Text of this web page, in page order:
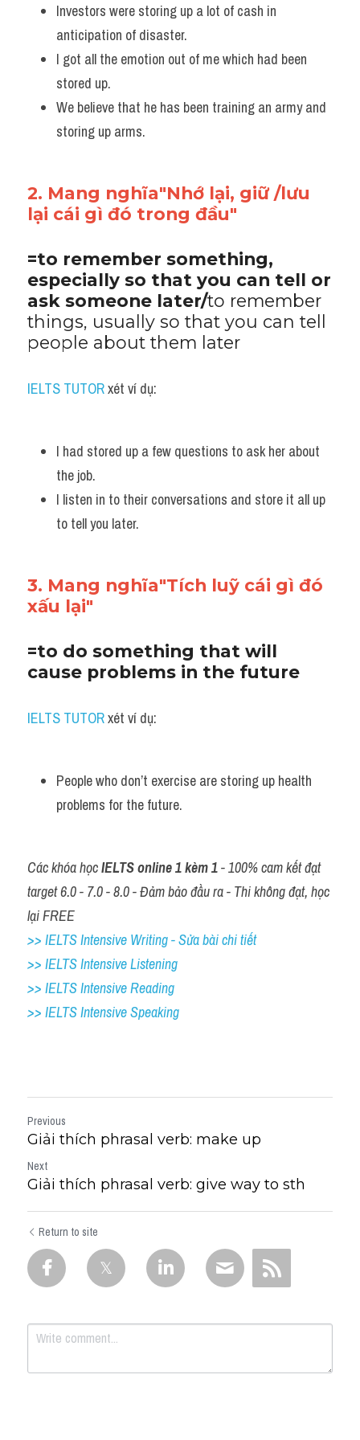
Investors were storing up a lot of cash in
anticipation of disaster.
I got all the emotion out of me which had been
stored up.
We believe that he has been training an army and
storing up arms.
2. Mang nghĩa"Nhớ lại, giữ /lưu
lại cái gì đó trong đầu"
=to remember something,
especially so that you can tell or
ask someone later/to remember
things, usually so that you can tell
people about them later
IELTS TUTOR xét ví dụ:
I had stored up a few questions to ask her about
the job.
I listen in to their conversations and store it all up
to tell you later.
3. Mang nghĩa"Tích luỹ cái gì đó
xấu lại"
=to do something that will
cause problems in the future
IELTS TUTOR xét ví dụ:
People who don’t exercise are storing up health
problems for the future.
Các khóa học IELTS online 1 kèm 1 - 100% cam kết đạt
target 6.0 - 7.0 - 8.0 - Đảm bảo đầu ra - Thi không đạt, học
lại FREE
>> IELTS Intensive Writing - Sửa bài chi tiết
>> IELTS Intensive Listening
>> IELTS Intensive Reading
>> IELTS Intensive Speaking
Previous
Giải thích phrasal verb: make up
Next
Giải thích phrasal verb: give way to sth
Return to site